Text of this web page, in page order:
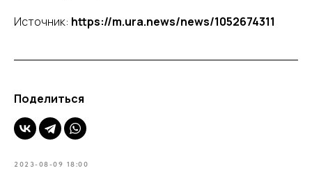
Источник: https://m.ura.news/news/1052674311
Поделиться
2023-08-09 18:00